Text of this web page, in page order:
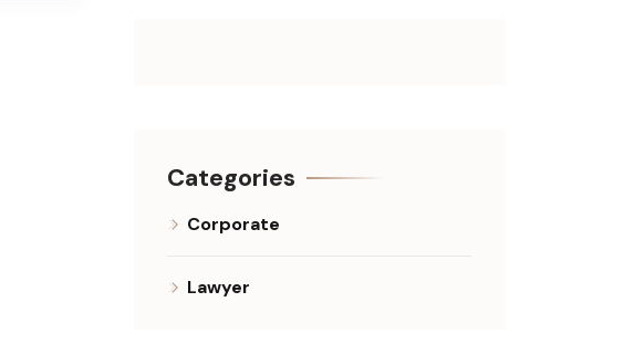
Categories
Corporate
Lawyer